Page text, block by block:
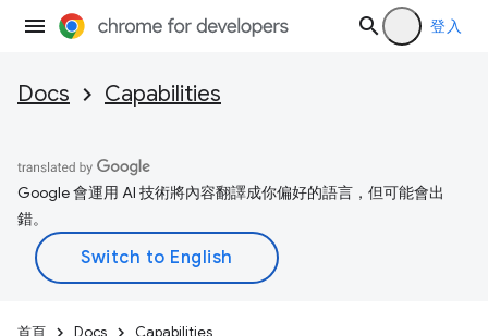
登入
Docs Capabilities
Google 會運用 AI 技術將內容翻譯成你偏好的語言，但可能會出
錯。
首頁 Docs Capabilities